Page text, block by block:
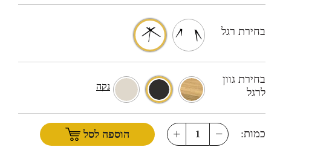
בחירת רגל
בחירת גוון
לרגל
נקה
כמות: הוספה לסל